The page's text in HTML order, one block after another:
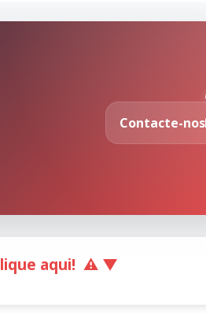
Contacte-nos
aqui! ⚠️ ▼